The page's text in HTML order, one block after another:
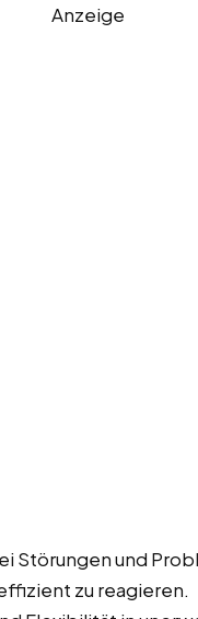
Anzeige
Störungen und
zu reagieren.